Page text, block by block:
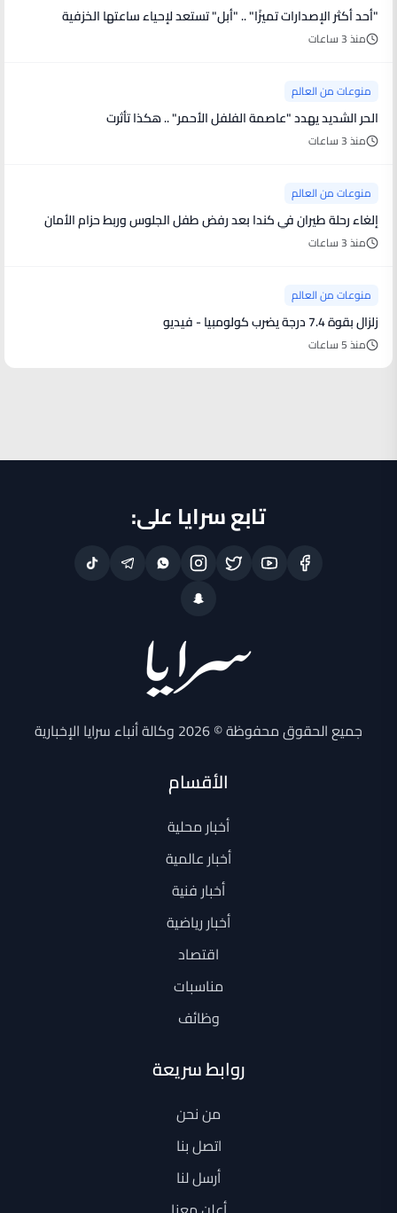
"أحد أكثر الإصدارات تميزًا" .. "أبل" تستعد لإحياء ساعتها الخزفية
منذ 3 ساعات
منوعات من العالم
الحر الشديد يهدد "عاصمة الفلفل الأحمر" .. هكذا تأثرت
منذ 3 ساعات
منوعات من العالم
إلغاء رحلة طيران في كندا بعد رفض طفل الجلوس وربط حزام الأمان
منذ 3 ساعات
منوعات من العالم
زلزال بقوة 7.4 درجة يضرب كولومبيا - فيديو
منذ 5 ساعات
تابع سرايا على:
جميع الحقوق محفوظة © 2026 وكالة أنباء سرايا الإخبارية
الأقسام
أخبار محلية
أخبار عالمية
أخبار فنية
أخبار رياضية
اقتصاد
مناسبات
وظائف
روابط سريعة
من نحن
اتصل بنا
أرسل لنا